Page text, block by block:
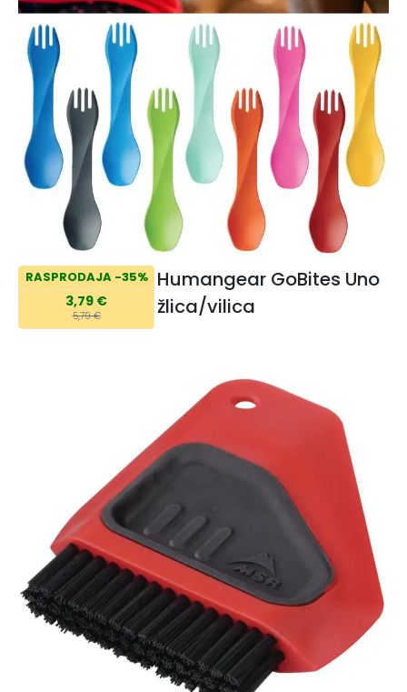
RASPRODAJA -35%
3,79 €
5,79 €
Humangear GoBites Uno
žlica/vilica